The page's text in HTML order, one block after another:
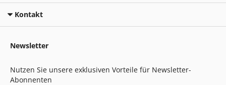
Kontakt
Newsletter
Nutzen Sie unsere exklusiven Vorteile für Newsletter-
Abonnenten